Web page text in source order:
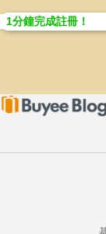
1分鐘完成註冊！